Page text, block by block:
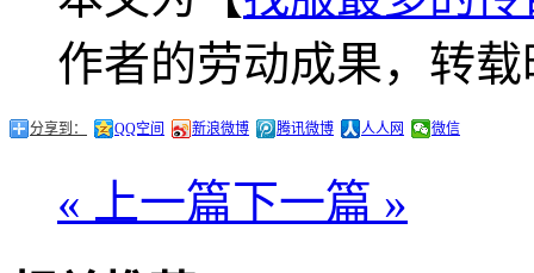
作者的劳动成果，转
分享到： QQ空间 新浪微博 腾讯微博 人人网 微信
« 上一篇下一篇 »